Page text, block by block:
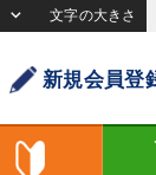
文字の大きさ
新規会員登